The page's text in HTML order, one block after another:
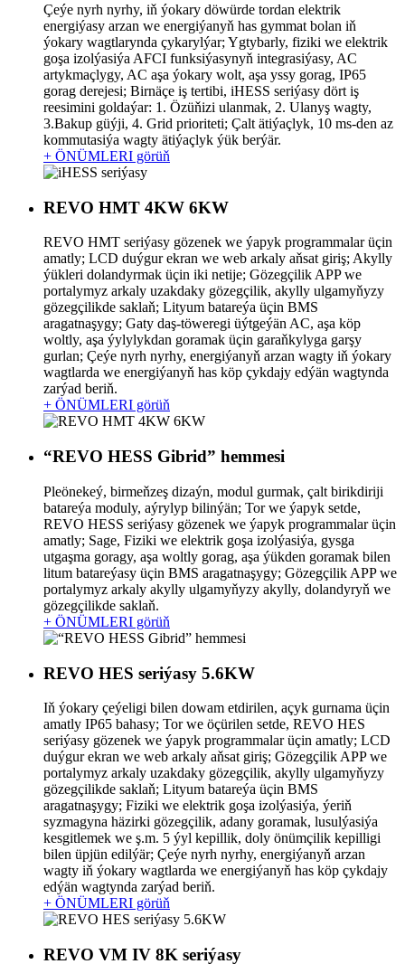
Çeýe nyrh nyrhy, iň ýokary döwürde tordan elektrik
energiýasy arzan we energiýanyň has gymmat bolan iň
ýokary wagtlarynda çykarylýar; Ygtybarly, fiziki we elektrik
goşa izolýasiýa AFCI funksiýasynyň integrasiýasy, AC
artykmaçlygy, AC aşa ýokary wolt, aşa yssy gorag, IP65
gorag derejesi; Birnäçe iş tertibi, iHESS seriýasy dört iş
reesimini goldaýar: 1. Özüňizi ulanmak, 2. Ulanyş wagty,
3.Bakup güýji, 4. Grid prioriteti; Çalt ätiýaçlyk, 10 ms-den az
kommutasiýa wagty ätiýaçlyk ýük berýär.
+ ÖNÜMLERI görüň
REVO HMT 4KW 6KW
REVO HMT seriýasy gözenek we ýapyk programmalar üçin
amatly; LCD duýgur ekran we web arkaly aňsat giriş; Akylly
ýükleri dolandyrmak üçin iki netije; Gözegçilik APP we
portalymyz arkaly uzakdaky gözegçilik, akylly ulgamyňyzy
gözegçilikde saklaň; Lityum batareýa üçin BMS
aragatnaşygy; Gaty daş-töweregi üýtgeýän AC, aşa köp
woltly, aşa ýylylykdan goramak üçin garaňkylyga garşy
gurlan; Çeýe nyrh nyrhy, energiýanyň arzan wagty iň ýokary
wagtlarda we energiýanyň has köp çykdajy edýän wagtynda
zarýad beriň.
+ ÖNÜMLERI görüň
“REVO HESS Gibrid” hemmesi
Pleönekeý, birmeňzeş dizaýn, modul gurmak, çalt birikdiriji
batareýa moduly, aýrylyp bilinýän; Tor we ýapyk setde,
REVO HESS seriýasy gözenek we ýapyk programmalar üçin
amatly; Sage, Fiziki we elektrik goşa izolýasiýa, gysga
utgaşma goragy, aşa woltly gorag, aşa ýükden goramak bilen
litum batareýasy üçin BMS aragatnaşygy; Gözegçilik APP we
portalymyz arkaly akylly ulgamyňyzy akylly, dolandyryň we
gözegçilikde saklaň.
+ ÖNÜMLERI görüň
REVO HES seriýasy 5.6KW
Iň ýokary çeýeligi bilen dowam etdirilen, açyk gurnama üçin
amatly IP65 bahasy; Tor we öçürilen setde, REVO HES
seriýasy gözenek we ýapyk programmalar üçin amatly; LCD
duýgur ekran we web arkaly aňsat giriş; Gözegçilik APP we
portalymyz arkaly uzakdaky gözegçilik, akylly ulgamyňyzy
gözegçilikde saklaň; Lityum batareýa üçin BMS
aragatnaşygy; Fiziki we elektrik goşa izolýasiýa, ýeriň
syzmagyna häzirki gözegçilik, adany goramak, lusulýasiýa
kesgitlemek we ş.m. 5 ýyl kepillik, doly önümçilik kepilligi
bilen üpjün edilýär; Çeýe nyrh nyrhy, energiýanyň arzan
wagty iň ýokary wagtlarda we energiýanyň has köp çykdajy
edýän wagtynda zarýad beriň.
+ ÖNÜMLERI görüň
REVO VM IV 8K seriýasy